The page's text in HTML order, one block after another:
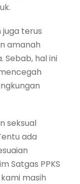
juga terus
amanah
hal ini
seksual
ada
Satgas PPKS
masih